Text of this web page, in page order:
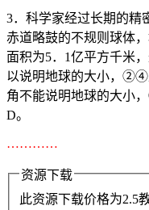
3．科学家经过长期的精
赤道略鼓的不规则球体
面积为5．1亿平方千米
以说明地球的大小，②④
角不能说明地球的大小
D。
…………
资源下载
此资源下载价格为2.5